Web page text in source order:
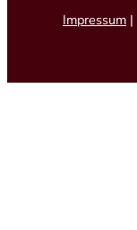
Impressum |